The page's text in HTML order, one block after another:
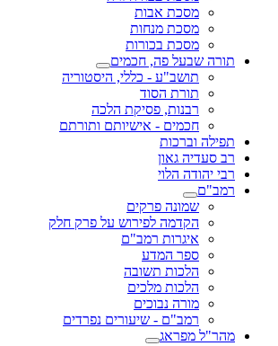
מסכת אבות
מסכת מנחות
מסכת בכורות
תורה שבעל פה, חכמים
תושב"ע - כללי, היסטוריה
תורת הסוד
רבנות, פסיקת הלכה
חכמים - אישיותם ותורתם
תפילה וברכות
רב סעדיה גאון
רבי יהודה הלוי
רמב"ם
שמונה פרקים
הקדמה לפירוש על פרק חלק
איגרות רמב"ם
ספר המדע
הלכות תשובה
הלכות מלכים
מורה נבוכים
רמב"ם - שיעורים נפרדים
מהר"ל מפראג